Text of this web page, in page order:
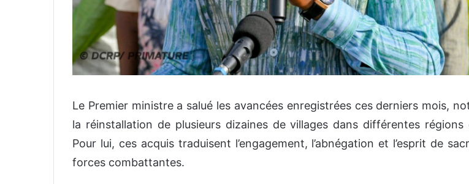
‎Le Premier ministre a salué les avancées enregistrées ces derniers mois,
la réinstallation de plusieurs dizaines de villages dans différentes régions
Pour lui, ces acquis traduisent l’engagement, l’abnégation et l’esprit de
forces combattantes.